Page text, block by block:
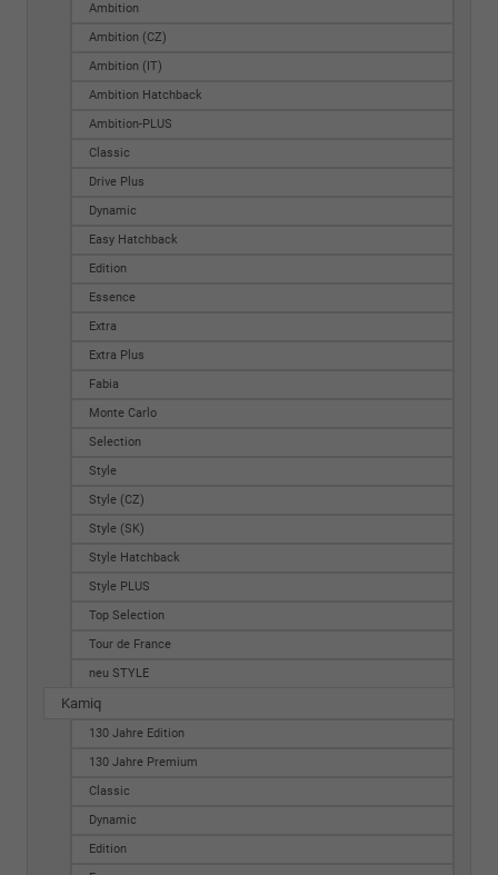
Ambition
Ambition (CZ)
Ambition (IT)
Ambition Hatchback
Ambition-PLUS
Classic
Drive Plus
Dynamic
Easy Hatchback
Edition
Essence
Extra
Extra Plus
Fabia
Monte Carlo
Selection
Style
Style (CZ)
Style (SK)
Style Hatchback
Style PLUS
Top Selection
Tour de France
neu STYLE
Kamiq
130 Jahre Edition
130 Jahre Premium
Classic
Dynamic
Edition